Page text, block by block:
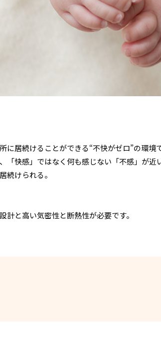
続けることができる“不快がゼロ”の環境で
「快感」ではなく何も感じない「不感」が近
けられる。
計と高い気密性と断熱性が必要です。